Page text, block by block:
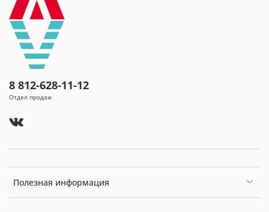
Полезная информация
8 812-628-11-12
Отдел продаж